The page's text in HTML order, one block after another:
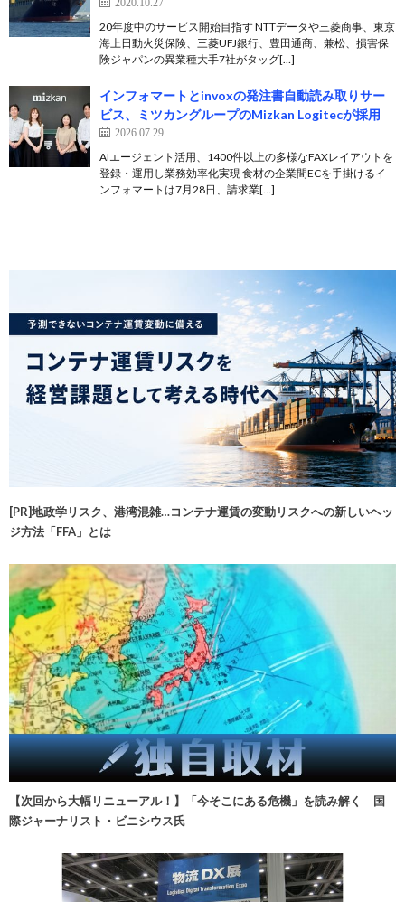
20年度中のサービス開始目指す NTTデータや三菱商事、東京
海上日動火災保険、三菱UFJ銀行、豊田通商、兼松、損害保
険ジャパンの異業種大手7社がタッグ[…]
インフォマートとinvoxの発注書自動読み取りサー
ビス、ミツカングループのMizkan Logitecが採用
2026.07.29
AIエージェント活用、1400件以上の多様なFAXレイアウトを
登録・運用し業務効率化実現 食材の企業間ECを手掛けるイ
ンフォマートは7月28日、請求業[…]
[PR]地政学リスク、港湾混雑…コンテナ運賃の変動リスクへの新しいヘッ
ジ方法「FFA」とは
【次回から大幅リニューアル！】「今そこにある危機」を読み解く 国
際ジャーナリスト・ビニシウス氏